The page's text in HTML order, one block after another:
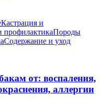
Кастрация и
профилактикаПороды
Содержание и уход
от: воспаления,
аллергии